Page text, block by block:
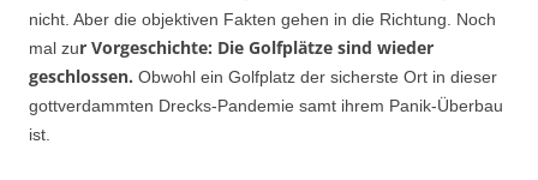
nicht. Aber die objektiven Fakten gehen in die Richtung. Noch
mal zur Vorgeschichte: Die Golfplätze sind wieder
geschlossen. Obwohl ein Golfplatz der sicherste Ort in dieser
gottverdammten Drecks-Pandemie samt ihrem Panik-Überbau
ist.